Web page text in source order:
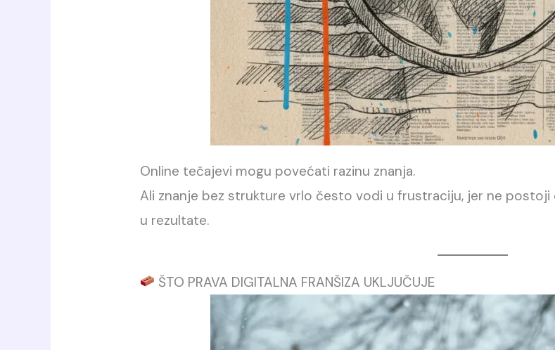
Online tečajevi mogu povećati razinu znanja.
Ali znanje bez strukture vrlo često vodi u frustraciju, jer ne
u rezultate.
ŠTO PRAVA DIGITALNA FRANŠIZA UKLJUČUJE